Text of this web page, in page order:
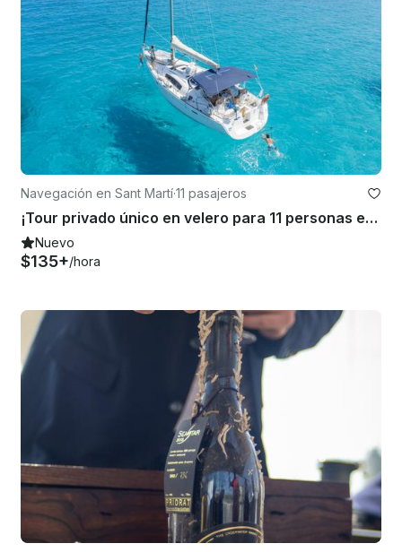
Navegación en Sant Martí·11 pasajeros
¡Tour privado único en velero para 11 personas en Barcelona!
Nuevo
$135+/hora